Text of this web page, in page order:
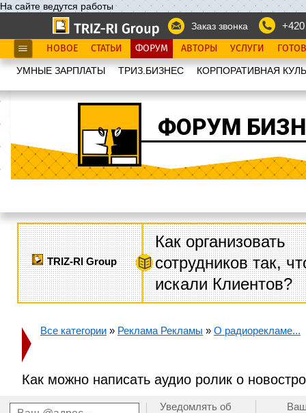
На сайте ведутся работы
Заказ звонка
НОВОЕ СТАТЬИ ФОРУМ АВТОРЫ УСЛУГИ
УМНЫЕ ЗАРПЛАТЫ ТРИЗ.БИЗНЕС КОРПОРАТИВНАЯ
ФОРУМ
TRIZ-RI Group
Как организовать
сотрудников так,
искали Клиентов?
Все категории » Реклама Рекламы » О радиорекламе...
Как можно написать аудио ролик о
Уведомлять об